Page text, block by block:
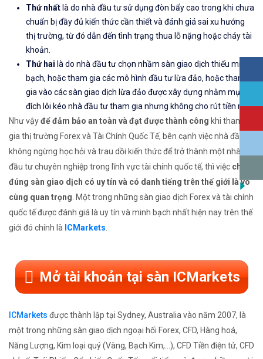
Thứ nhất là do nhà đầu tư sử dụng đòn bẩy cao trong khi chưa
chuẩn bị đầy đủ kiến thức cần thiết và đánh giá sai xu hướng
thị trường, từ đó dẫn đến tình trạng thua lỗ nặng hoặc cháy tài
khoản.
Thứ hai là do nhà đầu tư chọn nhầm sàn giao dịch thiếu minh
bạch, hoặc tham gia các mô hình đầu tư lừa đảo, hoặc tham
gia vào các sàn giao dịch lừa đảo được xây dựng nhằm mục
đích lôi kéo nhà đầu tư tham gia nhưng không cho rút tiền ra.
Như vậyđể đảm bảo an toàn và đạt được thành công khi tham
gia thị trường Forex và Tài Chính Quốc Tế, bên cạnh việc nhà đầu tư
không ngừng học hỏi và trau dồi kiến thức để trở thành một nhà
đầu tư chuyên nghiệp trong lĩnh vực tài chính quốc tế, thì việc chọn
đúng sàn giao dịch có uy tín và có danh tiếng trên thế giới là vô
cùng quan trọng. Một trong những sàn giao dịch Forex và tài chính
quốc tế được đánh giá là uy tín và minh bạch nhất hiện nay trên thế
giới đó chính là ICMarkets.
Mở tài khoản tại sàn ICMarkets
ICMarkets được thành lập tại Sydney, Australia vào năm 2007, là
một trong những sàn giao dịch ngoại hối Forex, CFD, Hàng hoá,
Năng Lượng, Kim loại quý (Vàng, Bạch Kim,...), CFD Tiền điện tử, CFD